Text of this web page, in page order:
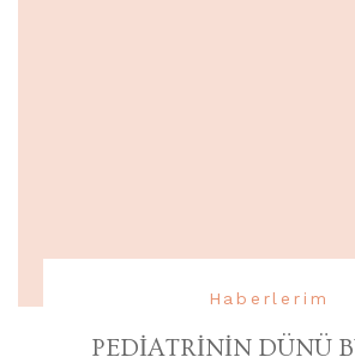
Haberlerim
PEDİATRİNİN DÜNÜ